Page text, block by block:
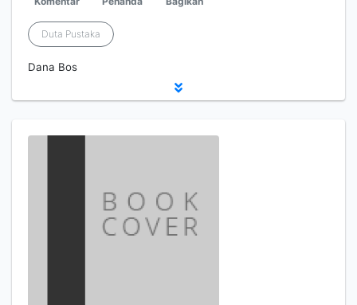
Duta Pustaka
Dana Bos